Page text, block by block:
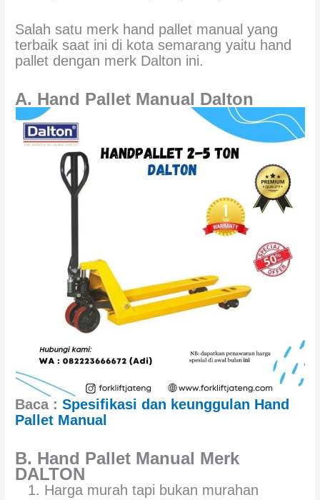
Salah satu merk hand pallet manual yang
terbaik saat ini di kota semarang yaitu hand
pallet dengan merk Dalton ini.
A. Hand Pallet Manual Dalton
Baca :Spesifikasi dan keunggulan Hand
Pallet Manual
B. Hand Pallet Manual Merk
DALTON
Harga murah tapi bukan murahan